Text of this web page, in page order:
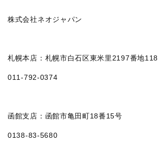
株式会社ネオジャパン
札幌本店：札幌市白石区東米里2197番地118
011‐792‐0374
函館支店：函館市亀田町18番15号
0138-83-5680